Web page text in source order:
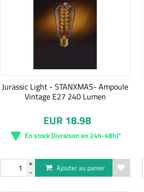
Jurassic Light - STANXMAS- Ampoule
Vintage E27 240 Lumen
EUR 18.98
En stock (livraison en 24h-48h)*
Ajouter au panier